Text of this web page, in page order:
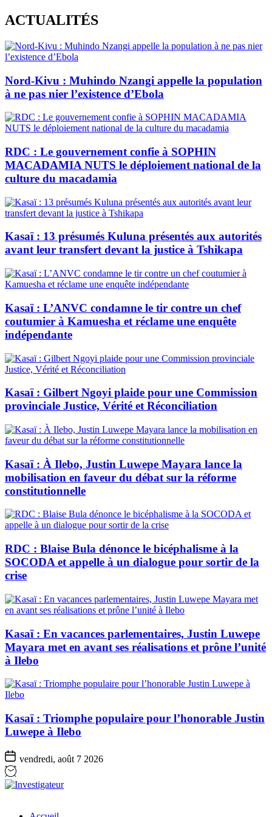
Skip
to
content
ACTUALITÉS
Nord-Kivu : Muhindo Nzangi appelle la population
à ne pas nier l’existence d’Ebola
RDC : Le gouvernement confie à SOPHIN
MACADAMIA NUTS le déploiement national de la
culture du macadamia
Kasaï : 13 présumés Kuluna présentés aux autorités
avant leur transfert devant la justice à Tshikapa
Kasaï : L’ANVC condamne le tir contre un chef
coutumier à Kamuesha et réclame une enquête
indépendante
Kasaï : Gilbert Ngoyi plaide pour une Commission
provinciale Justice, Vérité et Réconciliation
Kasaï : À Ilebo, Justin Luwepe Mayara lance la
mobilisation en faveur du débat sur la réforme
constitutionnelle
RDC : Blaise Bula dénonce le bicéphalisme à la
SOCODA et appelle à un dialogue pour sortir de la
crise
Kasaï : En vacances parlementaires, Justin Luwepe
Mayara met en avant ses réalisations et prône l’unité
à Ilebo
Kasaï : Triomphe populaire pour l’honorable Justin
Luwepe à Ilebo
vendredi, août 7 2026